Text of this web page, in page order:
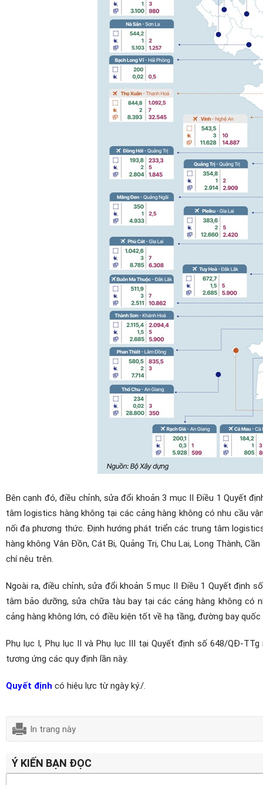
Bên cạnh đó, điều chỉnh, sửa đổi khoản 3 mục II Điều 1 Quyết
tâm logistics hàng không tại các cảng hàng không có nhu cầu
nối đa phương thức. Định hướng phát triển các trung tâm
hàng không Vân Đồn, Cát Bi, Quảng Trị, Chu Lai, Long Thành,
chí nêu trên.
Ngoài ra, điều chỉnh, sửa đổi khoản 5 mục II Điều 1 Quyết định
tâm bảo dưỡng, sửa chữa tàu bay tại các cảng hàng không có
cảng hàng không lớn, có điều kiện tốt về hạ tầng, đường bay
Phụ lục I, Phụ lục II và Phụ lục III tại Quyết định số 648/QĐ-
tương ứng các quy định lần này.
Quyết định có hiệu lực từ ngày ký./.
In trang này
Ý KIẾN BẠN ĐỌC